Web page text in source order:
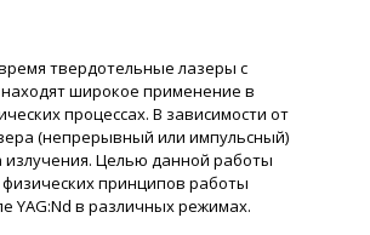
твердотельные лазеры с
широкое применение в
процессах. В зависимости от
(непрерывный или импульсный)
излучения. Целью данной работы
физических принципов работы
YAG:Nd в различных режимах.